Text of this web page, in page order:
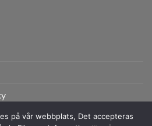
på vår webbplats, Det accepteras